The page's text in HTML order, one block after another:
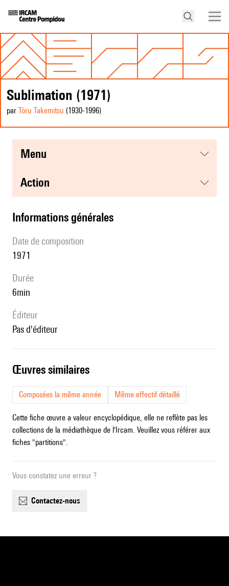
Sublimation (1971)
par Tōru Takemitsu (1930-1996)
menu
action
informations générales
date de composition
1971
durée
6min
éditeur
pas d'éditeur
œuvres similaires
Composées la même année Même effectif détaillé
Cette fiche œuvre a valeur encyclopédique, elle ne reflète pas les
collections de la médiathèque de l'Ircam. Veuillez vous référer aux
fiches "partitions".
Vous constatez une erreur ?
contactez-nous